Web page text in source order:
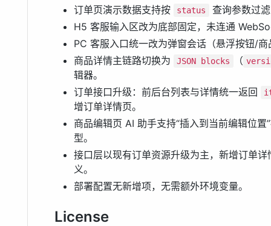
订单页演示数据支持按
status
查询参数过
H5 客服输入区改为底部固定，未连通
PC 客服入口统一改为弹窗会话（悬浮按钮/
商品详情主链路切换为
JSON blocks （
辑器。
订单接口升级：前后台列表与详情统一返回
增订单详情页。
商品编辑页 AI 助手支持“插入到当前编辑位
型。
接口层以现有订单资源升级为主，新增订单
义。
部署配置无新增项，无需额外环境变量。
License